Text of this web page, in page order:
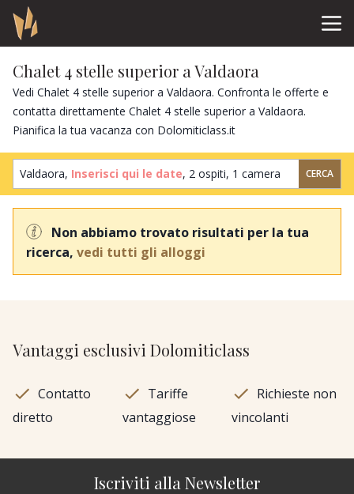
Chalet 4 stelle superior a Valdaora
Vedi Chalet 4 stelle superior a Valdaora. Confronta le offerte e
contatta direttamente Chalet 4 stelle superior a Valdaora.
Pianifica la tua vacanza con Dolomiticlass.it
Valdaora, Inserisci qui le date, 2 ospiti, 1 camera CERCA
Non abbiamo trovato risultati per la tua
ricerca, vedi tutti gli alloggi
Vantaggi esclusivi Dolomiticlass
Contatto
diretto
Tariffe
vantaggiose
Richieste non
vincolanti
Iscriviti alla Newsletter